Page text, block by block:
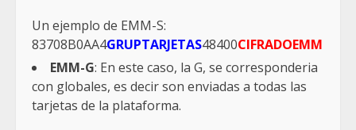
Un ejemplo de EMM-S:
83708B0AA4GRUPTARJETAS48400CIFRADOEMM
EMM-G: En este caso, la G, se corresponderia
con globales, es decir son enviadas a todas las
tarjetas de la plataforma.